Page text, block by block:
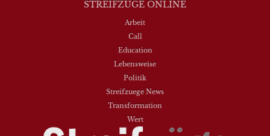
STREIFZÜGE ONLINE
Arbeit
Call
Education
Lebensweise
Politik
Streifzuege News
Transformation
Wert